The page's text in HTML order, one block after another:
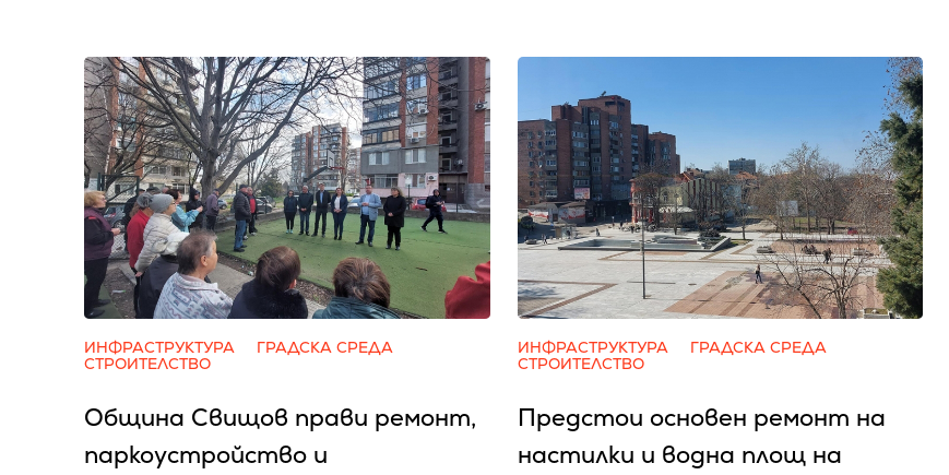
ИНФРАСТРУКТУРА
ГРАДСКА СРЕДА
СТРОИТЕЛСТВО
Община Свищов прави ремонт,
паркоустройство и
ИНФРАСТРУКТУРА
ГРАДСКА СРЕДА
СТРОИТЕЛСТВО
Предстои основен ремонт на
настилки и водна площ на